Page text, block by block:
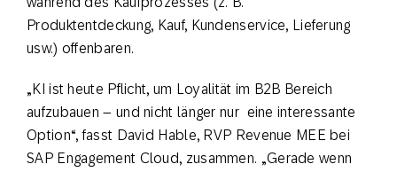
Produktentdeckung, Kauf, Kundenservice, Lieferung
usw.) offenbaren.
„KI ist heute Pflicht, um Loyalität im B2B Bereich
aufzubauen – und nicht länger nur eine interessante
Option“, fasst David Hable, RVP Revenue MEE bei
SAP Engagement Cloud, zusammen. „Gerade wenn